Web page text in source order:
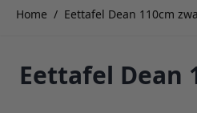
Home / Eettafel Dean 110cm
Eettafel Dean